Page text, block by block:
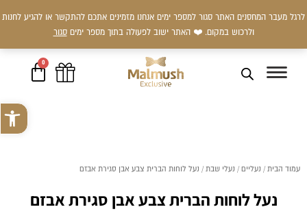
פתח
לרגל מעבר המחסנים האתר סגור למספר ימים אנחנו מזמינים אתכם להתקשר או להגיע לחנות
ולרכוש במקום. ❤️ האתר ישוב לפעולה בתוך מספר ימיםסגור
לתוכן
0
עגלת
עמוד הבית/ נעליים/ נעלי שבת/ נעל לוחות הברית צבע אבן סגירת אבזם
נעל לוחות הברית צבע אבן סגירת אבזם